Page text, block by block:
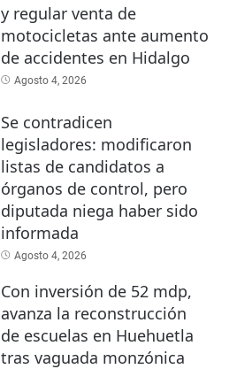
y regular venta de
motocicletas ante aumento
de accidentes en Hidalgo
Agosto 4, 2026
Se contradicen
legisladores: modificaron
listas de candidatos a
órganos de control, pero
diputada niega haber sido
informada
Agosto 4, 2026
Con inversión de 52 mdp,
avanza la reconstrucción
de escuelas en Huehuetla
tras vaguada monzónica